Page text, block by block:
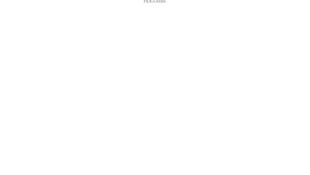
РЕКЛАМА